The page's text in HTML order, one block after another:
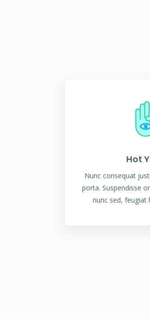
Hot
Nunc consequat
porta. Suspendisse
nunc sed, feugiat